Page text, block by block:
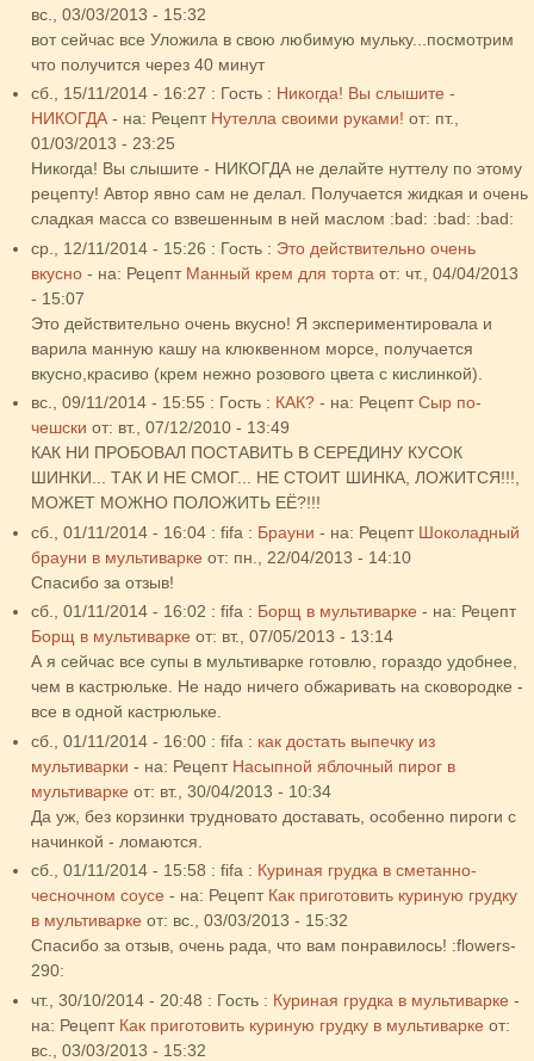
вс., 03/03/2013 - 15:32
вот сейчас все Уложила в свою любимую мульку...посмотрим
что получится через 40 минут
сб., 15/11/2014 - 16:27 : Гость : Никогда! Вы слышите -
НИКОГДА - на: Рецепт Нутелла своими руками! от: пт.,
01/03/2013 - 23:25
Никогда! Вы слышите - НИКОГДА не делайте нуттелу по этому
рецепту! Автор явно сам не делал. Получается жидкая и очень
сладкая масса со взвешенным в ней маслом :bad: :bad: :bad:
ср., 12/11/2014 - 15:26 : Гость : Это действительно очень
вкусно - на: Рецепт Манный крем для торта от: чт., 04/04/2013
- 15:07
Это действительно очень вкусно! Я экспериментировала и
варила манную кашу на клюквенном морсе, получается
вкусно,красиво (крем нежно розового цвета с кислинкой).
вс., 09/11/2014 - 15:55 : Гость : КАК? - на: Рецепт Сыр по-
чешски от: вт., 07/12/2010 - 13:49
КАК НИ ПРОБОВАЛ ПОСТАВИТЬ В СЕРЕДИНУ КУСОК
ШИНКИ... ТАК И НЕ СМОГ... НЕ СТОИТ ШИНКА, ЛОЖИТСЯ!!!,
МОЖЕТ МОЖНО ПОЛОЖИТЬ ЕЁ?!!!
сб., 01/11/2014 - 16:04 : fifa : Брауни - на: Рецепт Шоколадный
брауни в мультиварке от: пн., 22/04/2013 - 14:10
Спасибо за отзыв!
сб., 01/11/2014 - 16:02 : fifa : Борщ в мультиварке - на: Рецепт
Борщ в мультиварке от: вт., 07/05/2013 - 13:14
А я сейчас все супы в мультиварке готовлю, гораздо удобнее,
чем в кастрюльке. Не надо ничего обжаривать на сковородке -
все в одной кастрюльке.
сб., 01/11/2014 - 16:00 : fifa : как достать выпечку из
мультиварки - на: Рецепт Насыпной яблочный пирог в
мультиварке от: вт., 30/04/2013 - 10:34
Да уж, без корзинки трудновато доставать, особенно пироги с
начинкой - ломаются.
сб., 01/11/2014 - 15:58 : fifa : Куриная грудка в сметанно-
чесночном соусе - на: Рецепт Как приготовить куриную грудку
в мультиварке от: вс., 03/03/2013 - 15:32
Спасибо за отзыв, очень рада, что вам понравилось! :flowers-
290:
чт., 30/10/2014 - 20:48 : Гость : Куриная грудка в мультиварке -
на: Рецепт Как приготовить куриную грудку в мультиварке от:
вс., 03/03/2013 - 15:32